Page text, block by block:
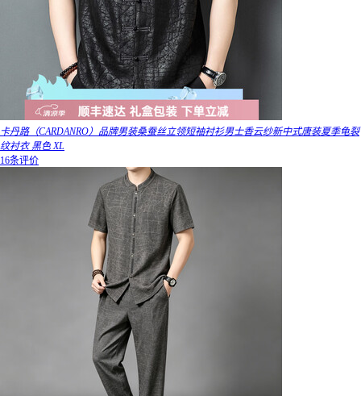
卡丹路（CARDANRO）品牌男装桑蚕丝立领短袖衬衫男士香云纱新中式唐装夏季龟裂
纹衬衣 黑色 XL
16条评价